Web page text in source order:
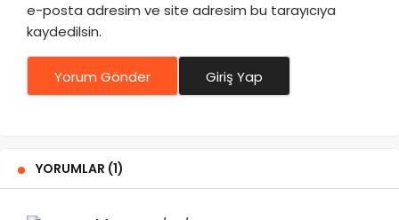
e-posta adresim ve site adresim bu tarayıcıya
kaydedilsin.
Yorum Gönder Giriş Yap
YORUMLAR (1)